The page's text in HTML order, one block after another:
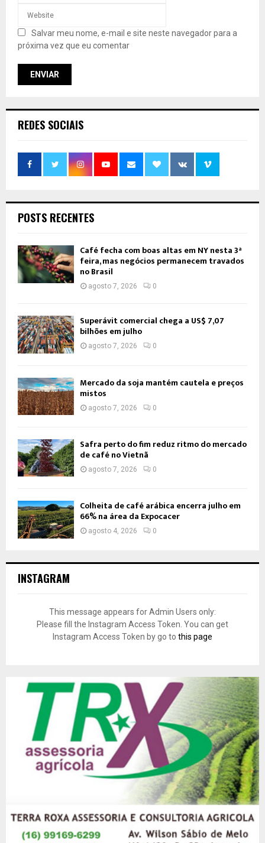
Salvar meu nome, e-mail e site neste navegador para a
próxima vez que eu comentar
REDES SOCIAIS
POSTS RECENTES
Café fecha com boas altas em NY nesta 3ª
feira, mas negócios permanecem travados
no Brasil
agosto 7, 2026 0
Superávit comercial chega a US$ 7,07
bilhões em julho
agosto 7, 2026 0
Mercado da soja mantém cautela e preços
mistos
agosto 7, 2026 0
Safra perto do fim reduz ritmo do mercado
de café no Vietnã
agosto 7, 2026 0
Colheita de café arábica encerra julho em
66% na área da Expocacer
agosto 4, 2026 0
INSTAGRAM
This message appears for Admin Users only:
Please fill the Instagram Access Token. You can get
Instagram Access Token by go to this page